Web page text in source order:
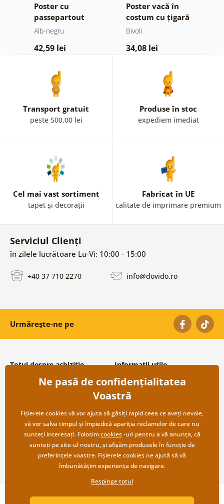
Poster cu
passepartout
natură moartă de
negru
Alb-negru
42,59 lei
Poster vacă în
costum cu țigară
și whisky
Bivoli
34,08 lei
Transport gratuit
peste 500,00 lei
Produse în stoc
expediem imediat
Cel mai vast sortiment
tapet și decorații
Fabricat în UE
calitate de imprimare premium
Serviciul Clienți
în zilele lucrătoare Lu-Vi: 10:00 - 15:00
+40 37 710 2270 info@dovido.ro
Urmărește-ne pe
Totul despre achiziție
Condiții și termeni generali
Protecția datelor personale
Transport și modalități de plată
Returnare
Informații utile
Despre noi
Întrebări frecvente
Contacte
Cooperare angro
Copyright ©2019 © Dovido.ro.
Ne pasă de confidențialitatea
Voastră
Fișierele cookies vă vor ajuta să găsiți rapid ceea ce aveți nevoie,
vă vor salva timpul și împiedică apariția reclamelor de care nu
sunteți interesați. Folosimcookies-uri pentru a vă anunța, că
sunteți pe site-ul nostru, și afișăm produsele în funcție de
preferințele voastre. Fișierele cookies ne ajută să vă
îmbunătățim experiența de navigare.
Respinge totul